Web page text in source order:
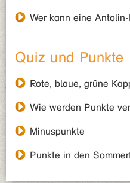
Wer kann eine
Quiz und Punkte
Rote, blaue, grüne
Wie werden Punkte
Minuspunkte
Punkte in den